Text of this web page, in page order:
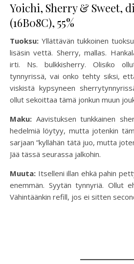
Yoichi, Sherry & Sweet,
(16B08C), 55%
Tuoksu: Yllättävän tukkoinen
lisäsin vettä. Sherry, mallas.
irti. Ns. bulkkisherry. Olisiko
tynnyrissä, vai onko tehty siksi,
viskistä kypsyneen
ollut sekoittaa tämä jonkun muun
Maku: Aavistuksen tunkkainen
hedelmiä löytyy, mutta jotenkin
sarjaan ”kyllähän tätä juo, mutta
Jää tässä seurassa jalkohin.
Muuta: Itselleni illan ehkä pahin
enemmän. Syytän tynnyriä. Ollut
Vähintäänkin refill, jos ei sitten